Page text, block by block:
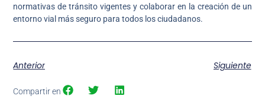
normativas de tránsito vigentes y colaborar en la creación de un
entorno vial más seguro para todos los ciudadanos.
Anterior Siguiente
Compartir en